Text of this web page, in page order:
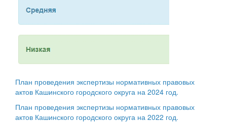
План проведения экспертизы нормативных правовых
актов Кашинского городского округа на 2024 год.
План проведения экспертизы нормативных правовых
актов Кашинского городского округа на 2022 год.